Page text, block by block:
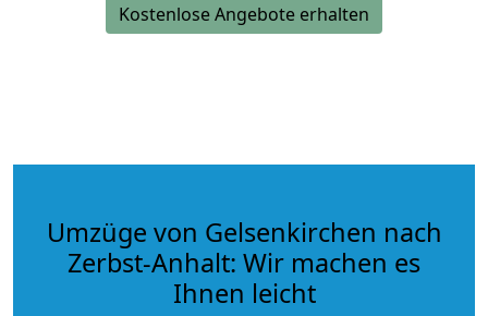
Kostenlose Angebote erhalten
Umzüge von Gelsenkirchen nach
Zerbst-Anhalt: Wir machen es
Ihnen leicht